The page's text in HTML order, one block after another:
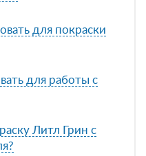
для покраски
для работы с
Литл Грин с